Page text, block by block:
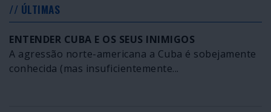
// ÚLTIMAS
ENTENDER CUBA E OS SEUS INIMIGOS
A agressão norte-americana a Cuba é sobejamente
conhecida (mas insuficientemente...